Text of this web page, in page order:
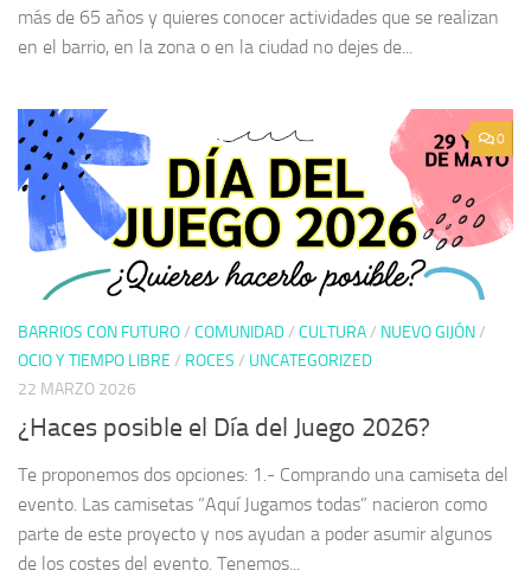
más de 65 años y quieres conocer actividades que se realizan
en el barrio, en la zona o en la ciudad no dejes de...
0
BARRIOS CON FUTURO/ COMUNIDAD/ CULTURA/ NUEVO GIJÓN/
OCIO Y TIEMPO LIBRE / ROCES / UNCATEGORIZED
22 MARZO 2026
¿Haces posible el Día del Juego 2026?
Te proponemos dos opciones: 1.- Comprando una camiseta del
evento. Las camisetas “Aquí Jugamos todas” nacieron como
parte de este proyecto y nos ayudan a poder asumir algunos
de los costes del evento. Tenemos...